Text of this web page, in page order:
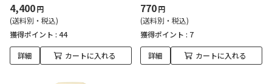
4,400円
(送料別・税込)
獲得ポイント : 44
詳細 カートに入れる
770円
(送料別・税込)
獲得ポイント : 7
詳細 カートに入れる